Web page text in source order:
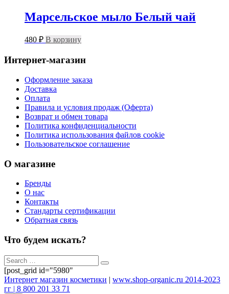
Марсельское мыло Белый чай
480 ₽ В корзину
Интернет-магазин
Оформление заказа
Доставка
Оплата
Правила и условия продаж (Оферта)
Возврат и обмен товара
Политика конфиденциальности
Политика использования файлов cookie
Пользовательское соглашение
О магазине
Бренды
О нас
Контакты
Стандарты сертификации
Обратная связь
Что будем искать?
[post_grid id="5980"
Интернет магазин косметики | www.shop-organic.ru 2014-2023
гг | 8 800 201 33 71